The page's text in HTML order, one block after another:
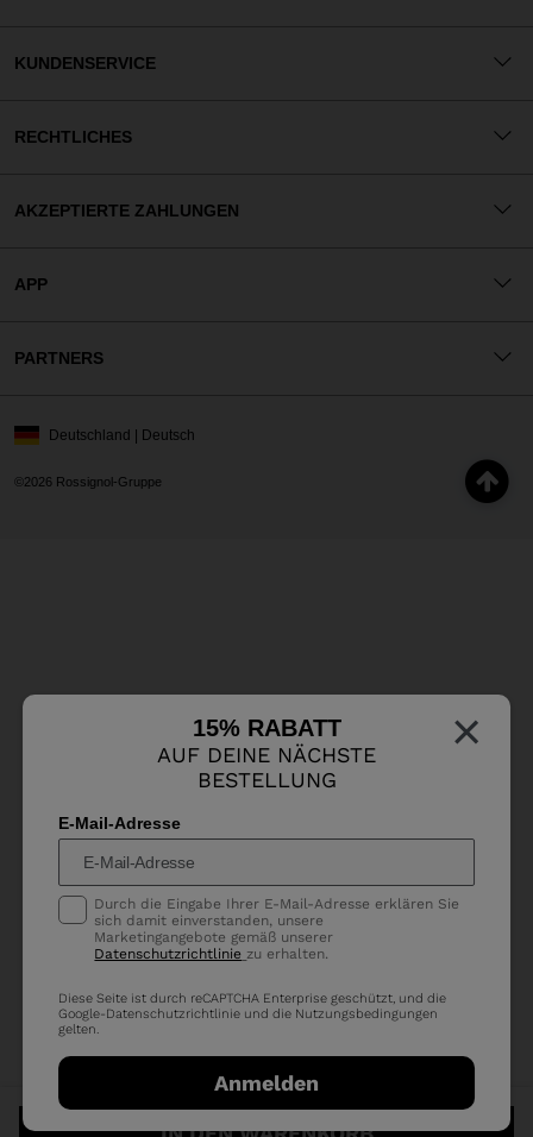
×
15% RABATT
AUF DEINE NÄCHSTE
BESTELLUNG
E-Mail-Adresse
Durch die Eingabe Ihrer E-Mail-Adresse erklären Sie
sich damit einverstanden, unsere
Marketingangebote gemäß unserer
Datenschutzrichtlinie zu erhalten.
Diese Seite ist durch reCAPTCHA Enterprise geschützt, und die
Google-Datenschutzrichtlinie und die Nutzungsbedingungen
gelten.
Anmelden
KUNDENSERVICE
RECHTLICHES
AKZEPTIERTE ZAHLUNGEN
APP
PARTNERS
©2026 Rossignol-Gruppe
Deutschland | Deutsch